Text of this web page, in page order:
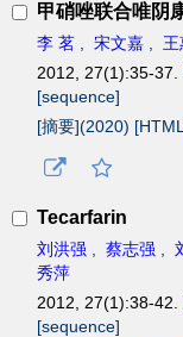
甲硝唑联合唯阴
李 茗 , 宋文嘉 , 王
2012, 27(1):35-37.
[sequence]
[摘要](2020)
Tecarfarin
刘洪强 , 蔡志强 ,
秀萍
2012, 27(1):38-42.
[sequence]